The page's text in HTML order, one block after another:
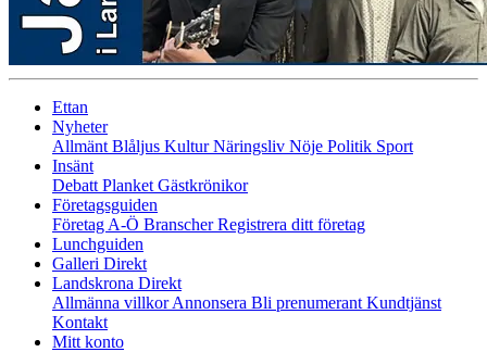
Ettan
Nyheter
Allmänt Blåljus KulturNäringsliv Nöje Politik Sport
Insänt
Debatt Planket Gästkrönikor
Företagsguiden
Företag A-Ö BranscherRegistrera ditt företag
Lunchguiden
Galleri Direkt
Landskrona Direkt
Allmänna villkorAnnonsera Bli prenumerant Kundtjänst
Kontakt
Mitt konto